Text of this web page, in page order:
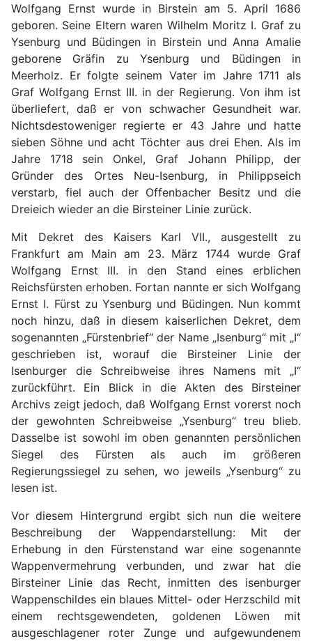
Wolfgang Ernst wurde in Birstein am 5. April 1686
geboren. Seine Eltern waren Wilhelm Moritz I. Graf zu
Ysenburg und Büdingen in Birstein und Anna Amalie
geborene Gräfin zu Ysenburg und Büdingen in
Meerholz. Er folgte seinem Vater im Jahre 1711 als
Graf Wolfgang Ernst III. in der Regierung. Von ihm ist
überliefert, daß er von schwacher Gesundheit war.
Nichtsdestoweniger regierte er 43 Jahre und hatte
sieben Söhne und acht Töchter aus drei Ehen. Als im
Jahre 1718 sein Onkel, Graf Johann Philipp, der
Gründer des Ortes Neu-Isenburg, in Philippseich
verstarb, fiel auch der Offenbacher Besitz und die
Dreieich wieder an die Birsteiner Linie zurück.
Mit Dekret des Kaisers Karl VII., ausgestellt zu
Frankfurt am Main am 23. März 1744 wurde Graf
Wolfgang Ernst III. in den Stand eines erblichen
Reichsfürsten erhoben. Fortan nannte er sich Wolfgang
Ernst I. Fürst zu Ysenburg und Büdingen. Nun kommt
noch hinzu, daß in diesem kaiserlichen Dekret, dem
sogenannten „Fürstenbrief“ der Name „Isenburg“ mit „I“
geschrieben ist, worauf die Birsteiner Linie der
Isenburger die Schreibweise ihres Namens mit „I“
zurückführt. Ein Blick in die Akten des Birsteiner
Archivs zeigt jedoch, daß Wolfgang Ernst vorerst noch
der gewohnten Schreibweise „Ysenburg“ treu blieb.
Dasselbe ist sowohl im oben genannten persönlichen
Siegel des Fürsten als auch im größeren
Regierungssiegel zu sehen, wo jeweils „Ysenburg“ zu
lesen ist.
Vor diesem Hintergrund ergibt sich nun die weitere
Beschreibung der Wappendarstellung: Mit der
Erhebung in den Fürstenstand war eine sogenannte
Wappenvermehrung verbunden, und zwar hat die
Birsteiner Linie das Recht, inmitten des isenburger
Wappenschildes ein blaues Mittel- oder Herzschild mit
einem rechtsgewendeten, goldenen Löwen mit
ausgeschlagener roter Zunge und aufgewundenem